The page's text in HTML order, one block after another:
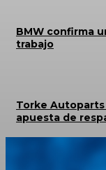
BMW confirma
trabajo
Torke
apuesta de